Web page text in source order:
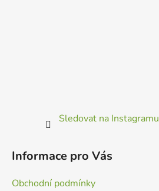
Sledovat na Instagramu
Informace pro Vás
Obchodní podmínky